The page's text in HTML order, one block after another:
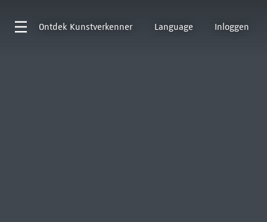
Ontdek Kunstverkenner Language Inloggen